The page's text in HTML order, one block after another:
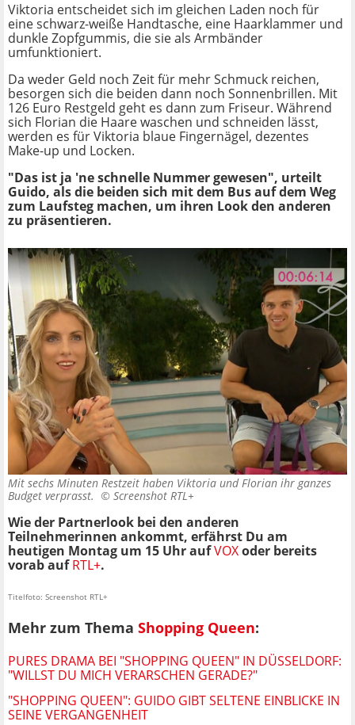
Viktoria entscheidet sich im gleichen Laden noch für
eine schwarz-weiße Handtasche, eine Haarklammer und
dunkle Zopfgummis, die sie als Armbänder
umfunktioniert.
Da weder Geld noch Zeit für mehr Schmuck reichen,
besorgen sich die beiden dann noch Sonnenbrillen. Mit
126 Euro Restgeld geht es dann zum Friseur. Während
sich Florian die Haare waschen und schneiden lässt,
werden es für Viktoria blaue Fingernägel, dezentes
Make-up und Locken.
"Das ist ja 'ne schnelle Nummer gewesen", urteilt
Guido, als die beiden sich mit dem Bus auf dem Weg
zum Laufsteg machen, um ihren Look den anderen
zu präsentieren.
Mit sechs Minuten Restzeit haben Viktoria und Florian ihr ganzes
Budget verprasst. © Screenshot RTL+
Wie der Partnerlook bei den anderen
Teilnehmerinnen ankommt, erfährst Du am
heutigen Montag um 15 Uhr aufVOXoder bereits
vorab aufRTL+.
Titelfoto: Screenshot RTL+
Mehr zum Thema Shopping Queen:
PURES DRAMA BEI "SHOPPING QUEEN" IN DÜSSELDORF:
"WILLST DU MICH VERARSCHEN GERADE?"
"SHOPPING QUEEN": GUIDO GIBT SELTENE EINBLICKE IN
SEINE VERGANGENHEIT